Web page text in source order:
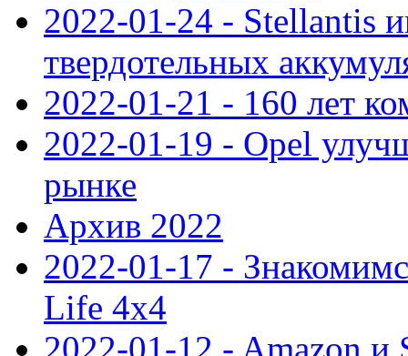
2022-01-24 - Stellantis
твердотельных
2022-01-21 - 160 лет
2022-01-19 - Opel
рынке
Архив 2022
2022-01-17 -
Life 4x4